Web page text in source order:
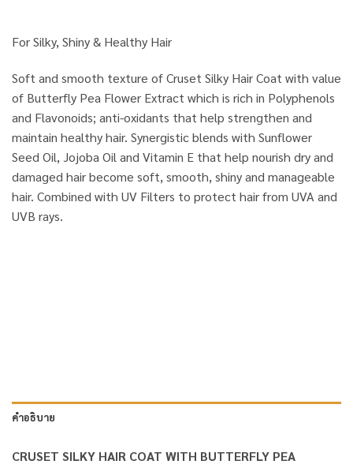
For Silky, Shiny & Healthy Hair
Soft and smooth texture of Cruset Silky Hair Coat with value
of Butterfly Pea Flower Extract which is rich in Polyphenols
and Flavonoids; anti-oxidants that help strengthen and
maintain healthy hair. Synergistic blends with Sunflower
Seed Oil, Jojoba Oil and Vitamin E that help nourish dry and
damaged hair become soft, smooth, shiny and manageable
hair. Combined with UV Filters to protect hair from UVA and
UVB rays.
คำอธิบาย
CRUSET SILKY HAIR COAT WITH BUTTERFLY PEA